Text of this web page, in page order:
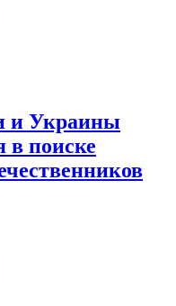
и Украины
в поиске